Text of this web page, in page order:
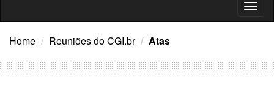
Home Reuniões do CGI.br Atas